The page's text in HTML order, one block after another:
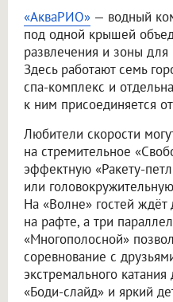
«АкваРИО» — водный
под одной крышей
развлечения и зоны
Здесь работают семь
спа-комплекс и
к ним присоединяется
Любители скорости
на стремительное
эффектную «Ракету-
или
На «Волне» гостей
на рафте, а три
«Многополосной»
соревнование с
экстремального
«Боди-слайд» и яркий